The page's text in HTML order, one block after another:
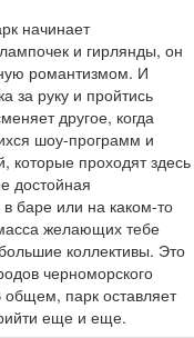
начинает
и гирлянды, он
романтизмом. И
за руку и пройтись
другое, когда
шоу-программ и
которые проходят здесь
достойная
баре или на каком-то
желающих тебе
коллективы. Это
черноморского
парк оставляет
еще и еще.